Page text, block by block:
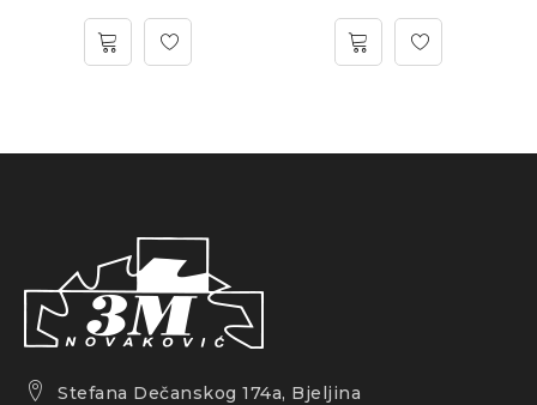
Stefana Dečanskog 174a, Bjeljina